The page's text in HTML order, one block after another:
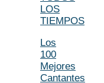
LOS
TIEMPOS
Los
100
Mejores
Cantantes